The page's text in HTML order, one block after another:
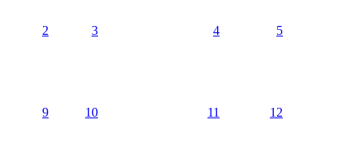
2 3 4 5
9 10 11 12